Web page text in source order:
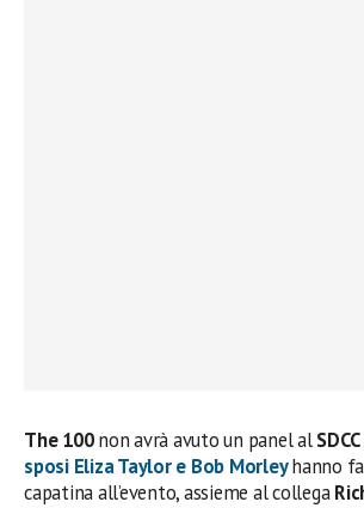
The 100non avrà avuto un panel al
sposi Eliza Taylor e Bob Morley hanno
capatina all’evento, assieme al collega